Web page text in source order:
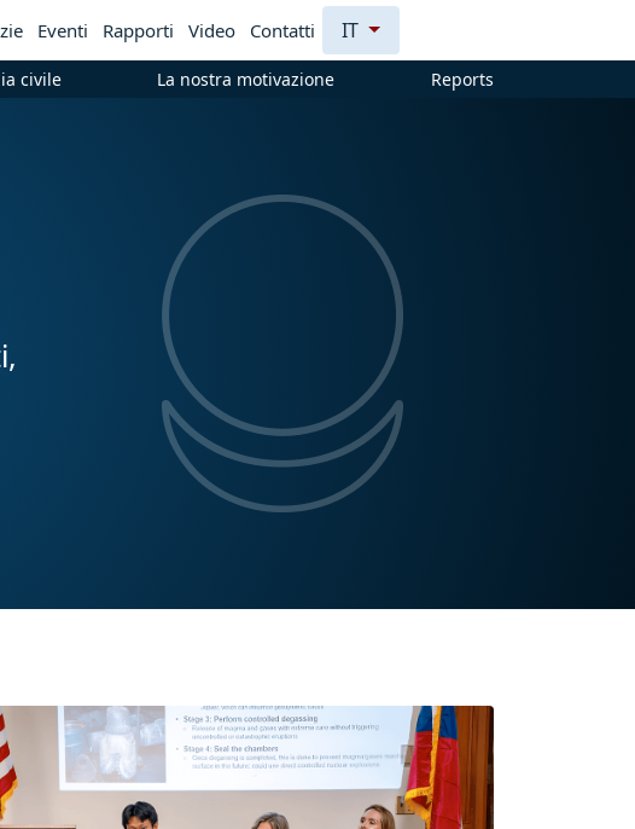
Eventi Rapporti Video Contatti IT
civile La nostra motivazione Reports